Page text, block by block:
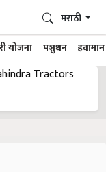
योजना पशुधन हवामान
मराठी